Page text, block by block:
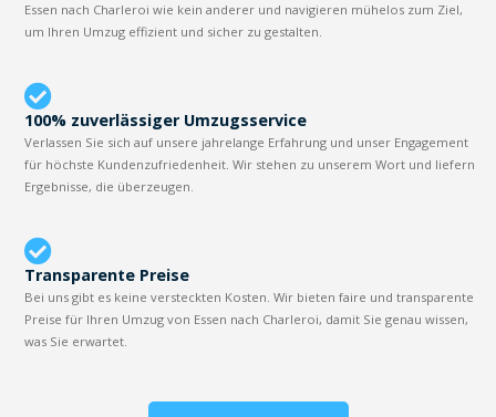
Essen nach Charleroi wie kein anderer und navigieren mühelos zum Ziel,
um Ihren Umzug effizient und sicher zu gestalten.
100% zuverlässiger Umzugsservice
Verlassen Sie sich auf unsere jahrelange Erfahrung und unser Engagement
für höchste Kundenzufriedenheit. Wir stehen zu unserem Wort und liefern
Ergebnisse, die überzeugen.
Transparente Preise
Bei uns gibt es keine versteckten Kosten. Wir bieten faire und transparente
Preise für Ihren Umzug von Essen nach Charleroi, damit Sie genau wissen,
was Sie erwartet.